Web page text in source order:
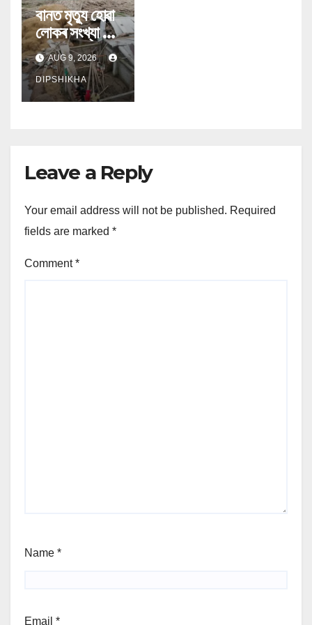
বানত মৃত্যু হোৱা
লোকৰ সংখ্যা ৯৯
জনলৈ বৃদ্ধি
AUG 9, 2026
DIPSHIKHA
Leave a Reply
Your email address will not be published. Required
fields are marked *
Comment*
Name *
Email *